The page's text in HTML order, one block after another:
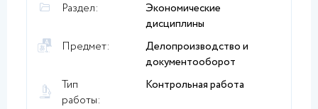
Раздел:
Экономические
дисциплины
Предмет:
Делопроизводство и
документооборот
Тип
работы:
Контрольная работа